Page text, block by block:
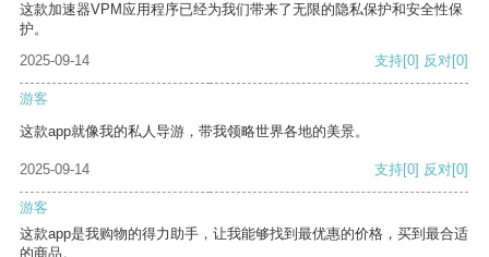
这款加速器VPM应用程序已经为我们带来了无限的隐私保护和安全性保
护。
2025-09-14
支持[0] 反对[0]
游客
这款app就像我的私人导游，带我领略世界各地的美景。
2025-09-14 支持[0] 反对[0]
游客
这款app是我购物的得力助手，让我能够找到最优惠的价格，买到最合适
的商品。